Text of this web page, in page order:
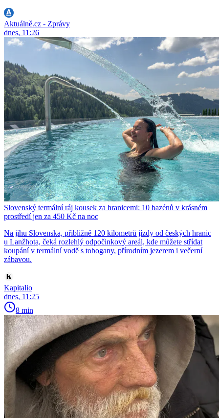
Aktuálně.cz - Zprávy
dnes, 11:26
Slovenský termální ráj kousek za hranicemi: 10 bazénů v krásném
prostředí jen za 450 Kč na noc
Na jihu Slovenska, přibližně 120 kilometrů jízdy od českých hranic
u Lanžhota, čeká rozlehlý odpočinkový areál, kde můžete střídat
koupání v termální vodě s tobogany, přírodním jezerem i večerní
zábavou.
Kapitalio
dnes, 11:25
8 min